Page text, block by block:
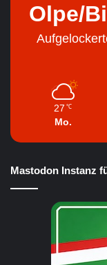
Olpe/
27 ℃
Mo.
Mastodon Instanz